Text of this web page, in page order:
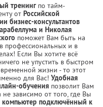
тренингпо тайм-
от Российской
бизнес-консультантов
и Николая
поможет Вам быть на
профессиональных и в
Если Вы хотите всё
не упустить в быстром
жизни - то этот
для Вас! Удобная
обучения позволит Вам
зависимо от того, где Вы
компьютер подключённый к